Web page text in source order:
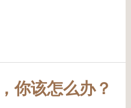
你该怎么办？